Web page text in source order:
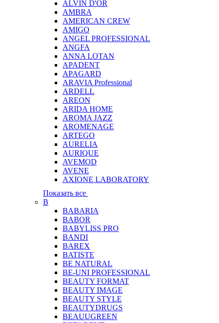
ALVIN D'OR
AMBRA
AMERICAN CREW
AMIGO
ANGEL PROFESSIONAL
ANGFA
ANNA LOTAN
APADENT
APAGARD
ARAVIA Professional
ARDELL
AREON
ARIDA HOME
AROMA JAZZ
AROMENAGE
ARTEGO
AURELIA
AURIQUE
AVEMOD
AVENE
AXIONE LABORATORY
Показать все
B
BABARIA
BABOR
BABYLISS PRO
BANDI
BAREX
BATISTE
BE NATURAL
BE-UNI PROFESSIONAL
BEAUTY FORMAT
BEAUTY IMAGE
BEAUTY STYLE
BEAUTYDRUGS
BEAUUGREEN